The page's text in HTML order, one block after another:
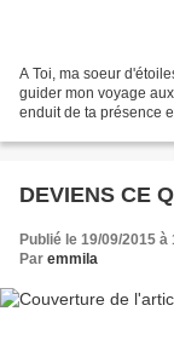
A Toi, ma soeur
guider mon voyage
enduit de ta présence
DEVIENS CE
Publié le 19/09/2015 à
Par emmila